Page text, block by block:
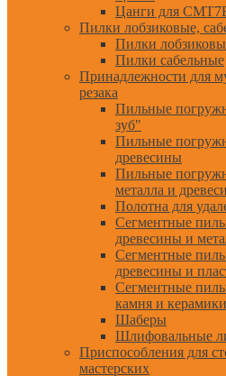
Цанги для
Пилки лобзиковые,
Пилки
Пилки сабельные
Принадлежности для
резака
Пильные
зуб"
Пильные
древесины
Пильные
металла и
Полотна для
Сегментные
древесины и
Сегментные
древесины и
Сегментные
камня и керамики
Шаберы
Шлифовальные
Приспособления для
мастерских